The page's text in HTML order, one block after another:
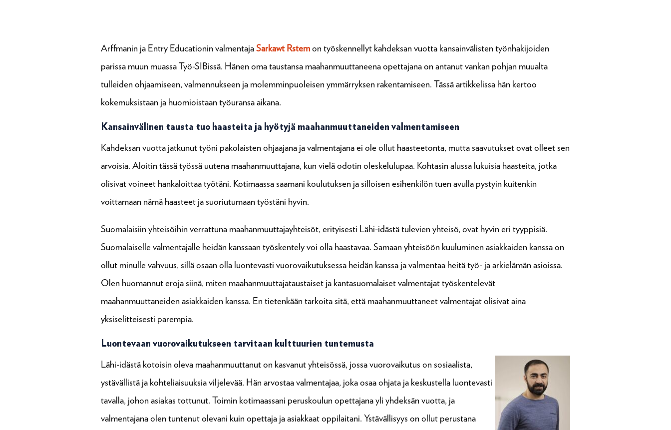
Arffmanin ja Entry Educationin valmentajaSarkawt Rstemon työskennellyt kahdeksan vuotta kansainvälisten työnhakijoiden
parissa muun muassa Työ-SIBissä. Hänen oma taustansa maahanmuuttaneena opettajana on antanut vankan pohjan muualta
tulleiden ohjaamiseen, valmennukseen ja molemminpuoleisen ymmärryksen rakentamiseen. Tässä artikkelissa hän kertoo
kokemuksistaan ja huomioistaan työuransa aikana.
Kansainvälinen tausta tuo haasteita ja hyötyjä maahanmuuttaneiden valmentamiseen
Kahdeksan vuotta jatkunut työni pakolaisten ohjaajana ja valmentajana ei ole ollut haasteetonta, mutta saavutukset ovat olleet sen
arvoisia. Aloitin tässä työssä uutena maahanmuuttajana, kun vielä odotin oleskelulupaa. Kohtasin alussa lukuisia haasteita, jotka
olisivat voineet hankaloittaa työtäni. Kotimaassa saamani koulutuksen ja silloisen esihenkilön tuen avulla pystyin kuitenkin
voittamaan nämä haasteet ja suoriutumaan työstäni hyvin.
Suomalaisiin yhteisöihin verrattuna maahanmuuttajayhteisöt, erityisesti Lähi-idästä tulevien yhteisö, ovat hyvin eri tyyppisiä.
Suomalaiselle valmentajalle heidän kanssaan työskentely voi olla haastavaa. Samaan yhteisöön kuuluminen asiakkaiden kanssa on
ollut minulle vahvuus, sillä osaan olla luontevasti vuorovaikutuksessa heidän kanssa ja valmentaa heitä työ- ja arkielämän asioissa.
Olen huomannut eroja siinä, miten maahanmuuttajataustaiset ja kantasuomalaiset valmentajat työskentelevät
maahanmuuttaneiden asiakkaiden kanssa. En tietenkään tarkoita sitä, että maahanmuuttaneet valmentajat olisivat aina
yksiselitteisesti parempia.
Luontevaan vuorovaikutukseen tarvitaan kulttuurien tuntemusta
Lähi-idästä kotoisin oleva maahanmuuttanut on kasvanut yhteisössä, jossa vuorovaikutus on sosiaalista,
ystävällistä ja kohteliaisuuksia viljelevää. Hän arvostaa valmentajaa, joka osaa ohjata ja keskustella luontevasti
tavalla, johon asiakas tottunut. Toimin kotimaassani peruskoulun opettajana yli yhdeksän vuotta, ja
valmentajana olen tuntenut olevani kuin opettaja ja asiakkaat oppilaitani. Ystävällisyys on ollut perustana